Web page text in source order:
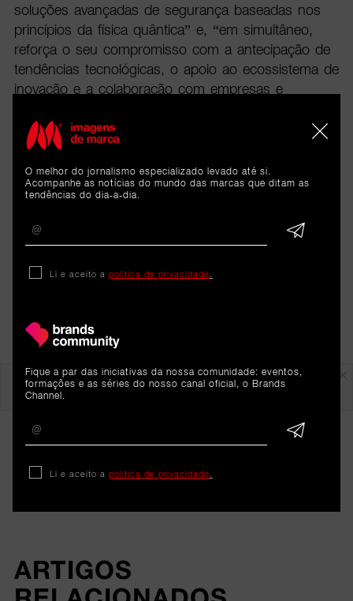
soluções avançadas de segurança baseadas nos
princípios da física quântica” e, “em simultâneo,
reforça o seu compromisso com a antecipação de
tendências tecnológicas, o apoio ao ecossistema de
inovação e a colaboração com empresas e
soluções que respondam aos desafios futuros da
sociedade digital”.
Em destaque
ARTIGOS
O melhor do jornalismo especializado levado até si.
Acompanhe as notícias do mundo das marcas que ditam as
tendências do dia-a-dia.
Li e aceito a política de privacidade
Fique a par das iniciativas da nossa comunidade: eventos,
formações e as séries do nosso canal oficial, o Brands
Channel.
Li e aceito a política de privacidade